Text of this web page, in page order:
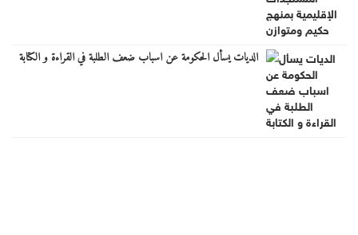
الديات يسأل الحكومة عن اسباب ضعف الطلبة في القراءة و الكتابة